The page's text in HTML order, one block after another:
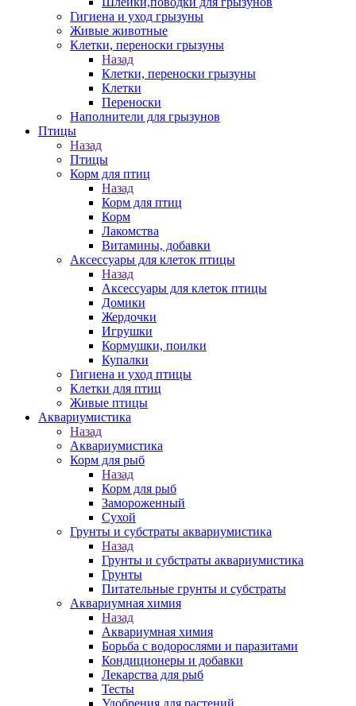
Гигиена и уход грызуны
Живые животные
Клетки, переноски грызуны
Назад
Клетки, переноски грызуны
Клетки
Переноски
Наполнители для грызунов
Птицы
Назад
Птицы
Корм для птиц
Назад
Корм для птиц
Корм
Лакомства
Витамины, добавки
Аксессуары для клеток птицы
Назад
Аксессуары для клеток птицы
Домики
Жердочки
Игрушки
Кормушки, поилки
Купалки
Гигиена и уход птицы
Клетки для птиц
Живые птицы
Аквариумистика
Назад
Аквариумистика
Корм для рыб
Назад
Корм для рыб
Замороженный
Сухой
Грунты и субстраты аквариумистика
Назад
Грунты и субстраты аквариумистика
Грунты
Питательные грунты и субстраты
Аквариумная химия
Назад
Аквариумная химия
Борьба с водорослями и паразитами
Кондиционеры и добавки
Лекарства для рыб
Тесты
Удобрения для растений